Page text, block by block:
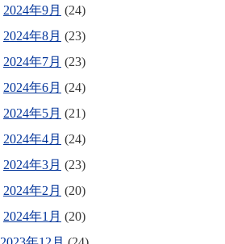
2024年9月 (24)
2024年8月 (23)
2024年7月 (23)
2024年6月 (24)
2024年5月 (21)
2024年4月 (24)
2024年3月 (23)
2024年2月 (20)
2024年1月 (20)